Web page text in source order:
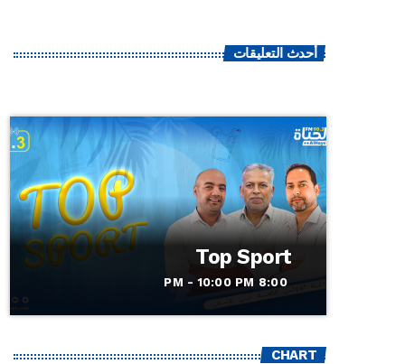
أحدث التعليقات
Top Sport
8:00 PM - 10:00 PM
CHART